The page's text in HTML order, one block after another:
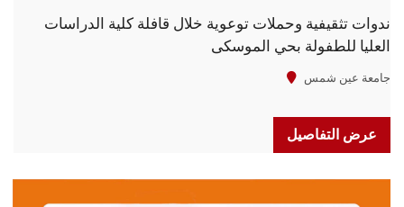
ندوات تثقيفية وحملات توعوية خلال قافلة كلية الدراسات
العليا للطفولة بحي الموسكى
جامعة عين شمس
عرض التفاصيل